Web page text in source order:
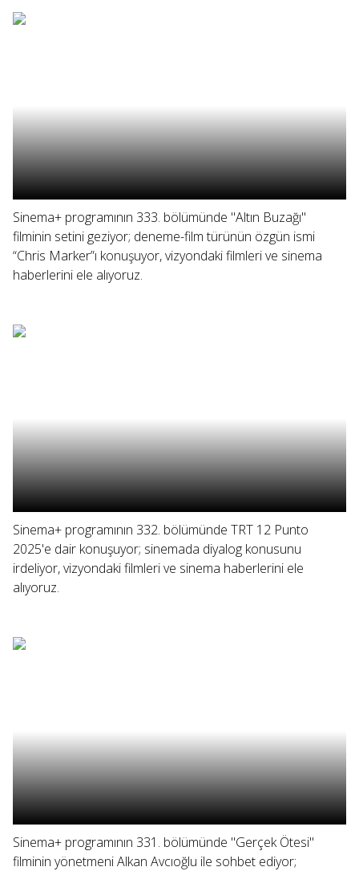
Sinema+ programının 333. bölümünde "Altın Buzağı"
filminin setini geziyor; deneme-film türünün özgün ismi
“Chris Marker”ı konuşuyor, vizyondaki filmleri ve sinema
haberlerini ele alıyoruz.
Sinema+ programının 332. bölümünde TRT 12 Punto
2025'e dair konuşuyor; sinemada diyalog konusunu
irdeliyor, vizyondaki filmleri ve sinema haberlerini ele
alıyoruz.
Sinema+ programının 331. bölümünde "Gerçek Ötesi"
filminin yönetmeni Alkan Avcıoğlu ile sohbet ediyor;